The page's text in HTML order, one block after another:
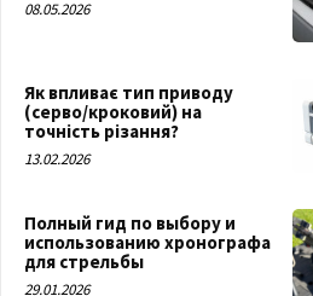
08.05.2026
Як впливає тип приводу
(серво/кроковий) на
точність різання?
13.02.2026
Полный гид по выбору и
использованию хронографа
для стрельбы
29.01.2026